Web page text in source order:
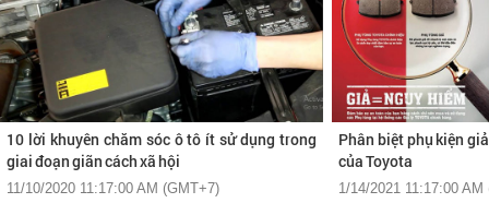
10 lời khuyên chăm sóc ô tô ít sử dụng trong
giai đoạn giãn cách xã hội
11/10/2020 11:17:00 AM (GMT+7)
Phân biệt phụ kiện
của Toyota
1/14/2021 11:17:00 AM